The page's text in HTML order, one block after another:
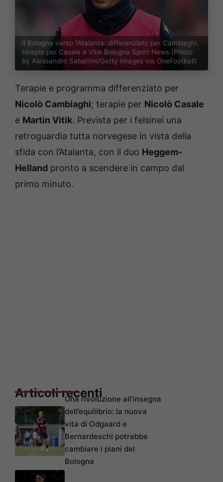
Il Bologna verso l’Atalanta: differenziato per Cambiaghi,
terapie per Casale e Vitik Bologna Sport News (Photo
by Alessandro Sabattini/Getty Images via OneFootball)
Terapie e programma differenziato per
Nicolò Cambiaghi; terapie per Nicolò Casale
e Martin Vitik. Prevista per i felsinei una
retroguardia tutta norvegese in vista della
sfida con l’Atalanta, con il duo Heggem-
Helland pronto a scendere in campo dal
primo minuto.
Articoli recentiUna rivoluzione all’insegna
dell’equilibrio: la nuova
vita di Odgaard e
Bernardeschi potrebbe
cambiare i piani del
Bologna